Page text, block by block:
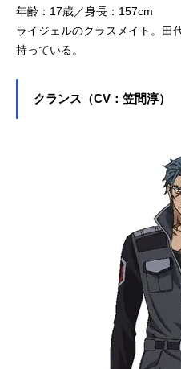
年齢：17歳／身長：157cm
ライジェルのクラスメイト。田
持っている。
クランス（CV：笠間淳）